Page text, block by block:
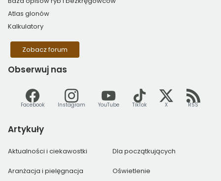
Atlas glonów
Kalkulatory
Zobacz forum
Obserwuj nas
Facebook Instagram YouTube TikTok X RSS
Artykuły
Aktualności i ciekawostki Dla początkujących
Aranżacja i pielęgnacja Oświetlenie